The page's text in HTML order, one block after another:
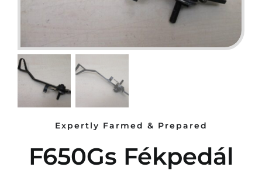
Expertly Farmed & Prepared
F650Gs Fékpedál